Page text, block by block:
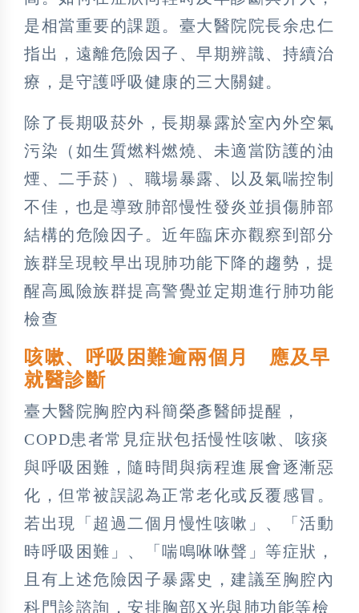
是相當重要的課題。臺大醫院院長余忠仁
指出，遠離危險因子、早期辨識、持續治
療，是守護呼吸健康的三大關鍵。
除了長期吸菸外，長期暴露於室內外空氣
污染（如生質燃料燃燒、未適當防護的油
煙、二手菸）、職場暴露、以及氣喘控制
不佳，也是導致肺部慢性發炎並損傷肺部
結構的危險因子。近年臨床亦觀察到部分
族群呈現較早出現肺功能下降的趨勢，提
醒高風險族群提高警覺並定期進行肺功能
檢查
咳嗽、呼吸困難逾兩個月 應及早
就醫診斷
臺大醫院胸腔內科簡榮彥醫師提醒，
COPD患者常見症狀包括慢性咳嗽、咳痰
與呼吸困難，隨時間與病程進展會逐漸惡
化，但常被誤認為正常老化或反覆感冒。
若出現「超過二個月慢性咳嗽」、「活動
時呼吸困難」、「喘鳴咻咻聲」等症狀，
且有上述危險因子暴露史，建議至胸腔內
科門診諮詢，安排胸部X光與肺功能等檢